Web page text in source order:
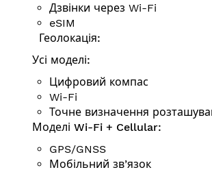
Дзвінки через Wi-Fi
eSIM
Геолокація:
Усі моделі:
Цифровий компас
Wi-Fi
Точне визначення
Моделі Wi-Fi + Cellular:
GPS/GNSS
Мобільний зв’язок